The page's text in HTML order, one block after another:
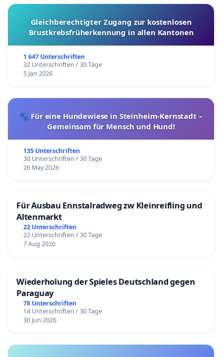
Gleichberechtigter Zugang zur kostenlosen
Brustkrebsfrüherkennung in allen Kantonen
1 647 Unterschriften
32 Unterschriften / 30 Tage
5 Jan 2026
🐾 Für eine Hundewiese in Steinheim-Kernstadt –
Gemeinsam für Mensch und Hund!
135 Unterschriften
30 Unterschriften / 30 Tage
26 May 2026
Für Ausbau Ennstalradweg zw Kleinreifling und
Altenmarkt
22 Unterschriften
22 Unterschriften / 30 Tage
7 Aug 2026
Wiederholung der Spieles Deutschland gegen
Paraguay
78 Unterschriften
14 Unterschriften / 30 Tage
30 Jun 2026